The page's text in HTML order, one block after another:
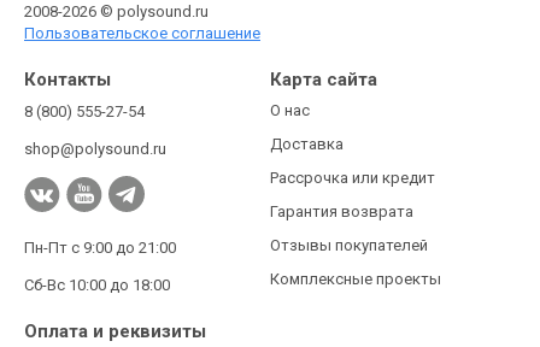
2008-2026 © polysound.ru
Пользовательское соглашение
Контакты
8 (800) 555-27-54
shop@polysound.ru
Пн-Пт с 9:00 до 21:00
Сб-Вс 10:00 до 18:00
Карта сайта
О нас
Доставка
Рассрочка или кредит
Гарантия возврата
Отзывы покупателей
Комплексные проекты
Оплата и реквизиты